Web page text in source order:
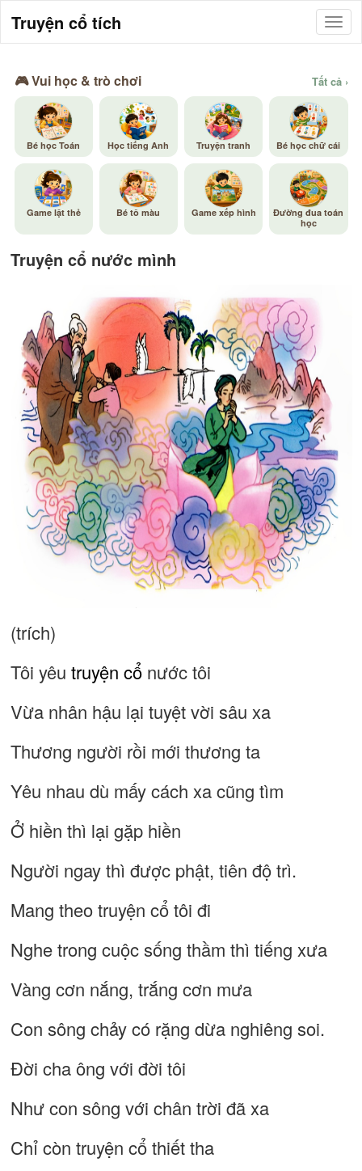
Truyện cổ tích
🎮 Vui học & trò chơi Tất cả ›
Bé học Toán Học tiếng Anh Truyện tranh Bé học chữ cái
Game lật thẻ Bé tô màu Game xếp hình
Đường đua toán
học
Truyện cổ nước mình
(trích)
Tôi yêu truyện cổnước tôi
Vừa nhân hậu lại tuyệt vời sâu xa
Thương người rồi mới thương ta
Yêu nhau dù mấy cách xa cũng tìm
Ở hiền thì lại gặp hiền
Người ngay thì được phật, tiên độ trì.
Mang theo truyện cổ tôi đi
Nghe trong cuộc sống thầm thì tiếng xưa
Vàng cơn nắng, trắng cơn mưa
Con sông chảy có rặng dừa nghiêng soi.
Đời cha ông với đời tôi
Như con sông với chân trời đã xa
Chỉ còn truyện cổ thiết tha